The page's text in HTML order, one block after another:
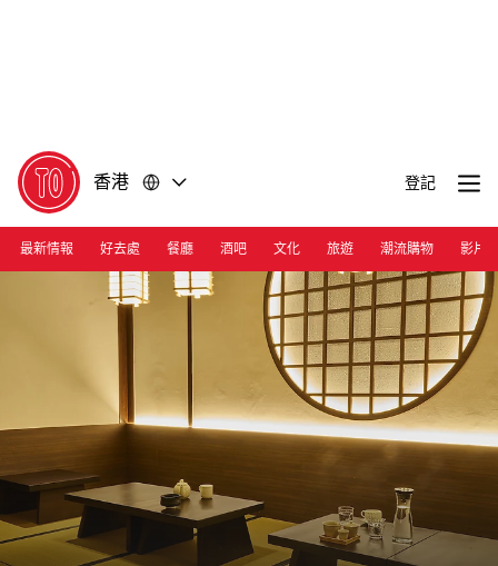
香港 登記
最新情報 好去處 餐廳 酒吧 文化 旅遊 潮流購物 影片